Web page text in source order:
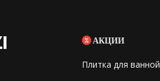
АКЦИИ
Плитка для ванной